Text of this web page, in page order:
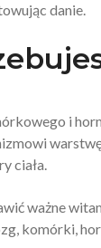
danie.
i
ciała.
ważne
komórki,